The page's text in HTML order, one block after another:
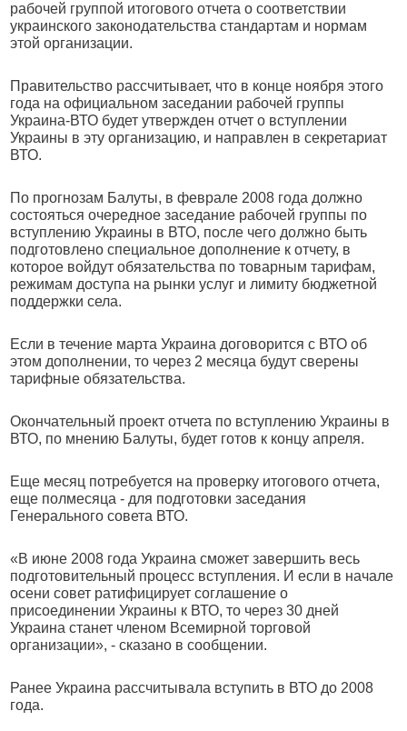
рабочей группой итогового отчета о соответствии
украинского законодательства стандартам и нормам
этой организации.
Правительство рассчитывает, что в конце ноября этого
года на официальном заседании рабочей группы
Украина-ВТО будет утвержден отчет о вступлении
Украины в эту организацию, и направлен в секретариат
ВТО.
По прогнозам Балуты, в феврале 2008 года должно
состояться очередное заседание рабочей группы по
вступлению Украины в ВТО, после чего должно быть
подготовлено специальное дополнение к отчету, в
которое войдут обязательства по товарным тарифам,
режимам доступа на рынки услуг и лимиту бюджетной
поддержки села.
Если в течение марта Украина договорится с ВТО об
этом дополнении, то через 2 месяца будут сверены
тарифные обязательства.
Окончательный проект отчета по вступлению Украины в
ВТО, по мнению Балуты, будет готов к концу апреля.
Еще месяц потребуется на проверку итогового отчета,
еще полмесяца - для подготовки заседания
Генерального совета ВТО.
«В июне 2008 года Украина сможет завершить весь
подготовительный процесс вступления. И если в начале
осени совет ратифицирует соглашение о
присоединении Украины к ВТО, то через 30 дней
Украина станет членом Всемирной торговой
организации», - сказано в сообщении.
Ранее Украина рассчитывала вступить в ВТО до 2008
года.